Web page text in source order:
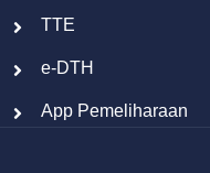
TTE
e-DTH
App Pemeliharaan